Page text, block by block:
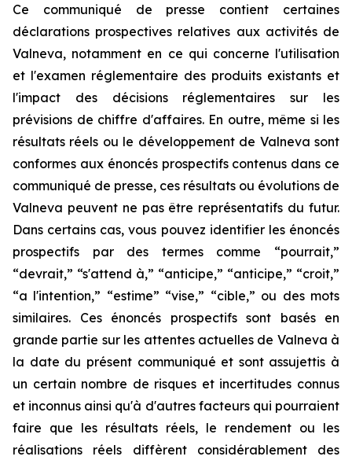
Ce communiqué de presse contient certaines
déclarations prospectives relatives aux activités de
Valneva, notamment en ce qui concerne l'utilisation
et l'examen réglementaire des produits existants et
l'impact des décisions réglementaires sur les
prévisions de chiffre d'affaires. En outre, même si les
résultats réels ou le développement de Valneva sont
conformes aux énoncés prospectifs contenus dans ce
communiqué de presse, ces résultats ou évolutions de
Valneva peuvent ne pas être représentatifs du futur.
Dans certains cas, vous pouvez identifier les énoncés
prospectifs par des termes comme “pourrait,”
“devrait,” “s'attend à,” “anticipe,” “anticipe,” “croit,”
“a l'intention,” “estime” “vise,” “cible,” ou des mots
similaires. Ces énoncés prospectifs sont basés en
grande partie sur les attentes actuelles de Valneva à
la date du présent communiqué et sont assujettis à
un certain nombre de risques et incertitudes connus
et inconnus ainsi qu'à d'autres facteurs qui pourraient
faire que les résultats réels, le rendement ou les
réalisations réels diffèrent considérablement des